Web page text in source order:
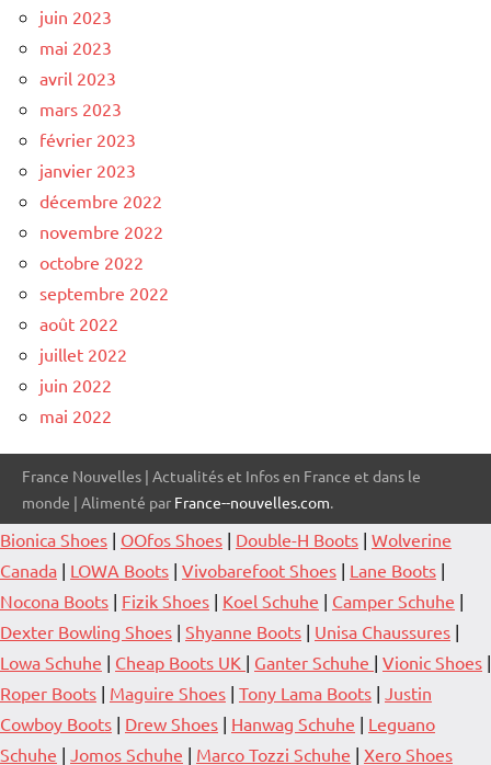
juin 2023
mai 2023
avril 2023
mars 2023
février 2023
janvier 2023
décembre 2022
novembre 2022
octobre 2022
septembre 2022
août 2022
juillet 2022
juin 2022
mai 2022
France Nouvelles | Actualités et Infos en France et dans le
monde | Alimenté par France--nouvelles.com.
Bionica Shoes | OOfos Shoes | Double-H Boots | Wolverine
Canada | LOWA Boots | Vivobarefoot Shoes | Lane Boots |
Nocona Boots | Fizik Shoes | Koel Schuhe | Camper Schuhe |
Dexter Bowling Shoes | Shyanne Boots | Unisa Chaussures |
Lowa Schuhe | Cheap Boots UK | Ganter Schuhe | Vionic Shoes |
Roper Boots | Maguire Shoes | Tony Lama Boots | Justin
Cowboy Boots | Drew Shoes | Hanwag Schuhe | Leguano
Schuhe | Jomos Schuhe | Marco Tozzi Schuhe | Xero Shoes